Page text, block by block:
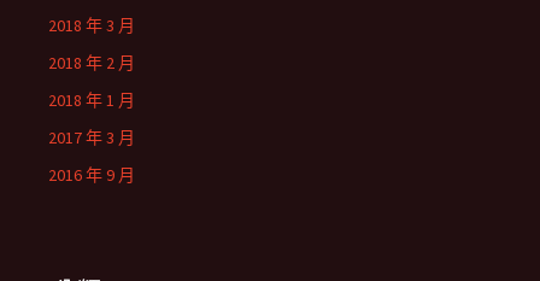
2018 年 3 月
2018 年 2 月
2018 年 1 月
2017 年 3 月
2016 年 9 月